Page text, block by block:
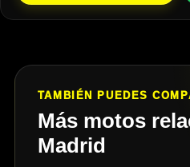
TAMBIÉN PUEDES
Más motos
Madrid